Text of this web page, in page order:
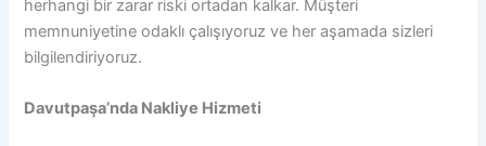
herhangi bir zarar riski ortadan kalkar. Müşteri
memnuniyetine odaklı çalışıyoruz ve her aşamada sizleri
bilgilendiriyoruz.
Davutpaşa’nda Nakliye Hizmeti